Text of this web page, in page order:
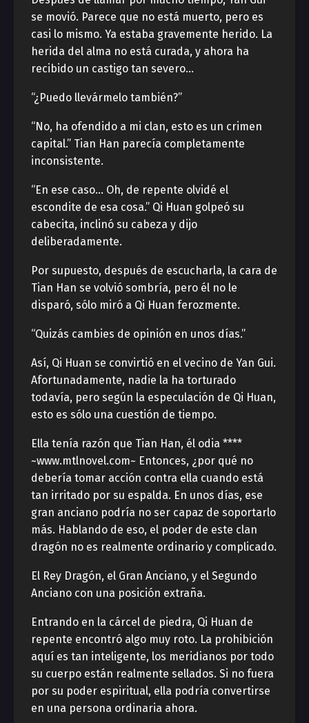
se movió. Parece que no está muerto, pero es
casi lo mismo. Ya estaba gravemente herido. La
herida del alma no está curada, y ahora ha
recibido un castigo tan severo…
“¿Puedo llevármelo también?”
“No, ha ofendido a mi clan, esto es un crimen
capital.” Tian Han parecía completamente
inconsistente.
“En ese caso… Oh, de repente olvidé el
escondite de esa cosa.” Qi Huan golpeó su
cabecita, inclinó su cabeza y dijo
deliberadamente.
Por supuesto, después de escucharla, la cara de
Tian Han se volvió sombría, pero él no le
disparó, sólo miró a Qi Huan ferozmente.
“Quizás cambies de opinión en unos días.”
Así, Qi Huan se convirtió en el vecino de Yan Gui.
Afortunadamente, nadie la ha torturado
todavía, pero según la especulación de Qi Huan,
esto es sólo una cuestión de tiempo.
Ella tenía razón que Tian Han, él odia ****
~www.mtlnovel.com~ Entonces, ¿por qué no
debería tomar acción contra ella cuando está
tan irritado por su espalda. En unos días, ese
gran anciano podría no ser capaz de soportarlo
más. Hablando de eso, el poder de este clan
dragón no es realmente ordinario y complicado.
El Rey Dragón, el Gran Anciano, y el Segundo
Anciano con una posición extraña.
Entrando en la cárcel de piedra, Qi Huan de
repente encontró algo muy roto. La prohibición
aquí es tan inteligente, los meridianos por todo
su cuerpo están realmente sellados. Si no fuera
por su poder espiritual, ella podría convertirse
en una persona ordinaria ahora.